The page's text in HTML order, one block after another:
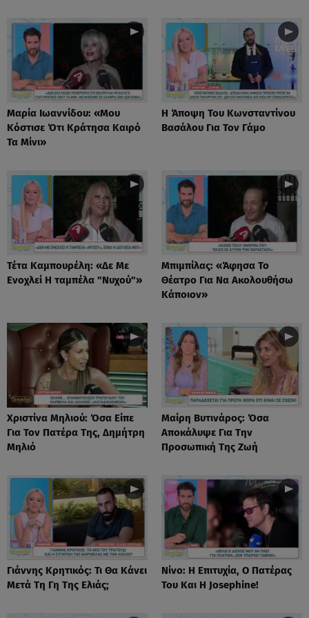
Μαρία Ιωαννίδου: «Μου
Κόστισε Ότι Κράτησα Καιρό
Τα Μίνι»
Η Άποψη Του Κωνσταντίνου
Βασάλου Για Τον Γάμο
Τέτα Καμπουρέλη: «Δε Mε
Eνοχλεί H ταμπέλα "Νυχού"»
Μπιμπίλας: «Άφησα Το
Θέατρο Για Να Ακολουθήσω
Κάποιον»
Χριστίνα Μηλιού: Όσα Είπε
Για Τον Πατέρα Της, Δημήτρη
Μηλιό
Μαίρη Βυτινάρος: Όσα
Αποκάλυψε Για Την
Προσωπική Της Ζωή
Γιάννης Κρητικός: Τι Θα Κάνει
Μετά Τη Γη Της Ελιάς;
Νίνο: Η Επιτυχία, Ο Πατέρας
Του Και Η Josephine!